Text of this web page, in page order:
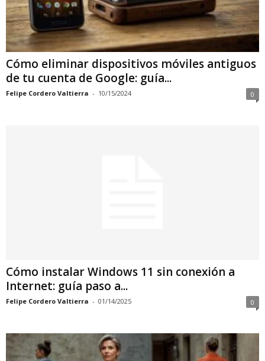
Cómo eliminar dispositivos móviles antiguos
de tu cuenta de Google: guía...
Felipe Cordero Valtierra - 10/15/2024 0
Cómo instalar Windows 11 sin conexión a
Internet: guía paso a...
Felipe Cordero Valtierra - 01/14/2025 0